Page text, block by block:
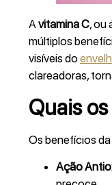
Avitamina C, ou
múltiplos
visíveis do
clareadoras,
Quais
Os benefícios da
Ação